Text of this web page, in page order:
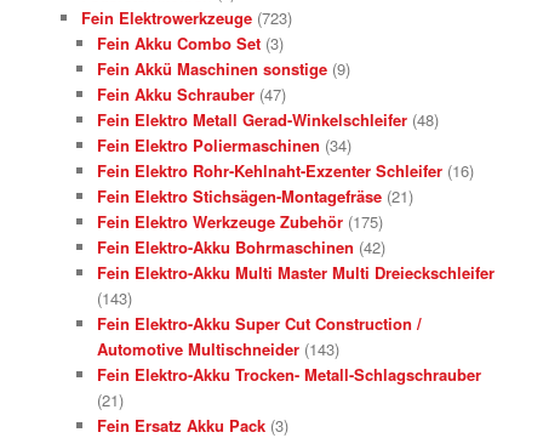
Fein Elektrowerkzeuge (723)
Fein Akku Combo Set (3)
Fein Akkü Maschinen sonstige (9)
Fein Akku Schrauber (47)
Fein Elektro Metall Gerad-Winkelschleifer (48)
Fein Elektro Poliermaschinen (34)
Fein Elektro Rohr-Kehlnaht-Exzenter Schleifer (16)
Fein Elektro Stichsägen-Montagefräse (21)
Fein Elektro Werkzeuge Zubehör (175)
Fein Elektro-Akku Bohrmaschinen (42)
Fein Elektro-Akku Multi Master Multi Dreieckschleifer
(143)
Fein Elektro-Akku Super Cut Construction /
Automotive Multischneider (143)
Fein Elektro-Akku Trocken- Metall-Schlagschrauber
(21)
Fein Ersatz Akku Pack (3)